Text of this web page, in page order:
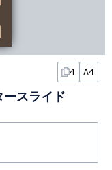
4 A4
スライド